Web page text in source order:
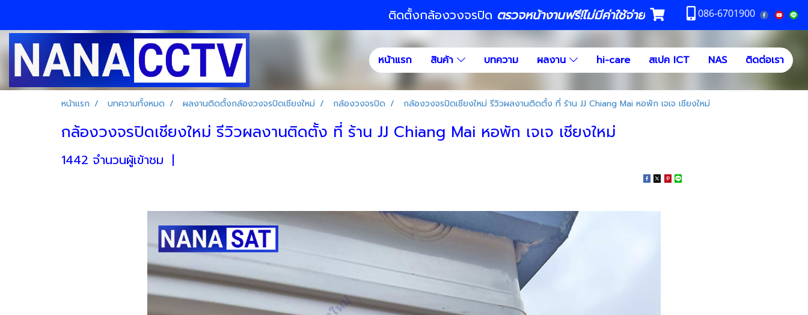
ติดตั้งกล้องวงจรปิด ตรวจหน้างานฟรี!ไม่มีค่าใช้จ่าย 086-6701900
หน้าแรก สินค้า บทความ ผลงาน hi-care สเปค ICT NAS ติดต่อเรา
หน้าแรก บทความทั้งหมด ผลงานติดตั้งกล้องวงจรปิดเชียงใหม่ กล้องวงจรปิด กล้องวงจรปิดเชียงใหม่ รีวิวผลงานติดตั้ง ที่ ร้าน JJ Chiang Mai หอพัก เจเจ เชียงใหม่
กล้องวงจรปิดเชียงใหม่ รีวิวผลงานติดตั้ง ที่ ร้าน JJ Chiang Mai หอพัก เจเจ เชียงใหม่
1442 จำนวนผู้เข้าชม |